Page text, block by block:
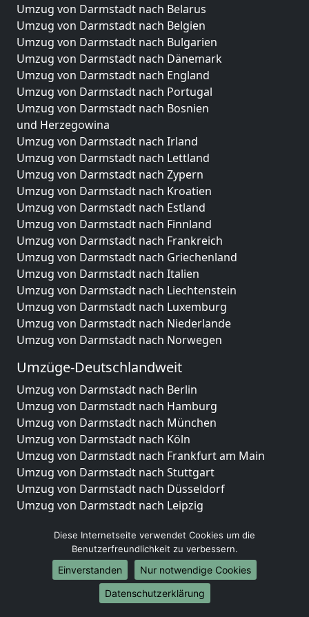
Umzug von Darmstadt nach Belarus
Umzug von Darmstadt nach Belgien
Umzug von Darmstadt nach Bulgarien
Umzug von Darmstadt nach Dänemark
Umzug von Darmstadt nach England
Umzug von Darmstadt nach Portugal
Umzug von Darmstadt nach Bosnien
und Herzegowina
Umzug von Darmstadt nach Irland
Umzug von Darmstadt nach Lettland
Umzug von Darmstadt nach Zypern
Umzug von Darmstadt nach Kroatien
Umzug von Darmstadt nach Estland
Umzug von Darmstadt nach Finnland
Umzug von Darmstadt nach Frankreich
Umzug von Darmstadt nach Griechenland
Umzug von Darmstadt nach Italien
Umzug von Darmstadt nach Liechtenstein
Umzug von Darmstadt nach Luxemburg
Umzug von Darmstadt nach Niederlande
Umzug von Darmstadt nach Norwegen
Umzüge-Deutschlandweit
Umzug von Darmstadt nach Berlin
Umzug von Darmstadt nach Hamburg
Umzug von Darmstadt nach München
Umzug von Darmstadt nach Köln
Umzug von Darmstadt nach Frankfurt am Main
Umzug von Darmstadt nach Stuttgart
Umzug von Darmstadt nach Düsseldorf
Umzug von Darmstadt nach Leipzig
Umzug von Darmstadt nach Essen
Umzug von Darmstadt nach Bremen
Umzug von Darmstadt nach Dresden
Umzug von Darmstadt nach Hannover
Umzug von Darmstadt nach Nürnberg
Diese Internetseite verwendet Cookies um die
Benutzerfreundlichkeit zu verbessern.
Einverstanden
Nur notwendige Cookies
Datenschutzerklärung